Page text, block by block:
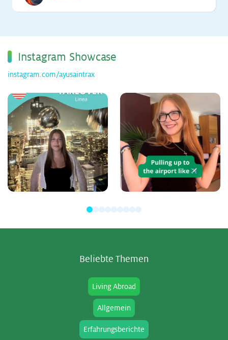
Ins­ta­gram Show­ca­se
instagram.com/ayusaintrax
Be­lieb­te The­men
Living Abroad
Allgemein
Erfahrungsberichte